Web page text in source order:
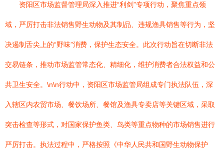
资阳区市场监督管理局深入推进“利剑”专项行动，聚焦重点领
域，严厉打击非法销售野生动物及其制品、违规渔具销售等行为，坚
决遏制舌尖上的“野味”消费，保护生态安全。此次行动旨在切断非法
交易链条，推动市场监管常态化、精细化，维护消费者合法权益和公
共卫生安全。\n\n行动中，资阳区市场监管局组成专门执法队伍，深
入辖区内农贸市场、餐饮场所、餐馆及渔具专卖店等关键区域，采取
突击检查等形式，对国家保护鱼类、鸟类等重点物种的市场销售进行
严厉打击。执法过程中，严格按照《中华人民共和国野生动物保护